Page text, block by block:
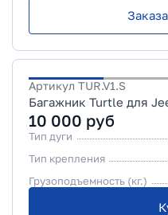
Артикул TUR.V1.S
Багажник Turtle для
10 000 руб
Тип дуги
Тип крепления
Грузоподъемность (кг.)